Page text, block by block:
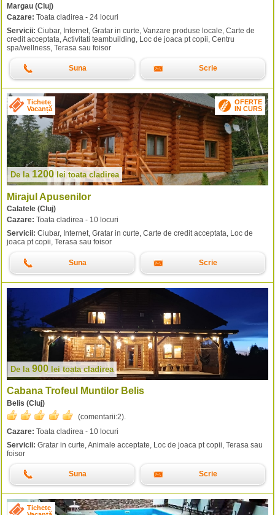
Margau (Cluj)
Cazare: Toata cladirea - 24 locuri
Servicii: Ciubar, Internet, Gratar in curte, Vanzare produse locale, Carte de
credit acceptata, Activitati teambuilding, Loc de joaca pt copii, Centru
spa/wellness, Terasa sau foisor
Suna Scrie
Tichete
Vacanță
OFERTE
IN CURS
De la 1200 lei toata cladirea
Mirajul Apusenilor
Calatele (Cluj)
Cazare: Toata cladirea - 10 locuri
Servicii: Ciubar, Internet, Gratar in curte, Carte de credit acceptata, Loc de
joaca pt copii, Terasa sau foisor
Suna Scrie
De la 900 lei toata cladirea
Cabana Trofeul Muntilor Belis
Belis (Cluj)
(comentarii:2).
Cazare: Toata cladirea - 10 locuri
Servicii: Gratar in curte, Animale acceptate, Loc de joaca pt copii, Terasa sau
foisor
Suna Scrie
Tichete